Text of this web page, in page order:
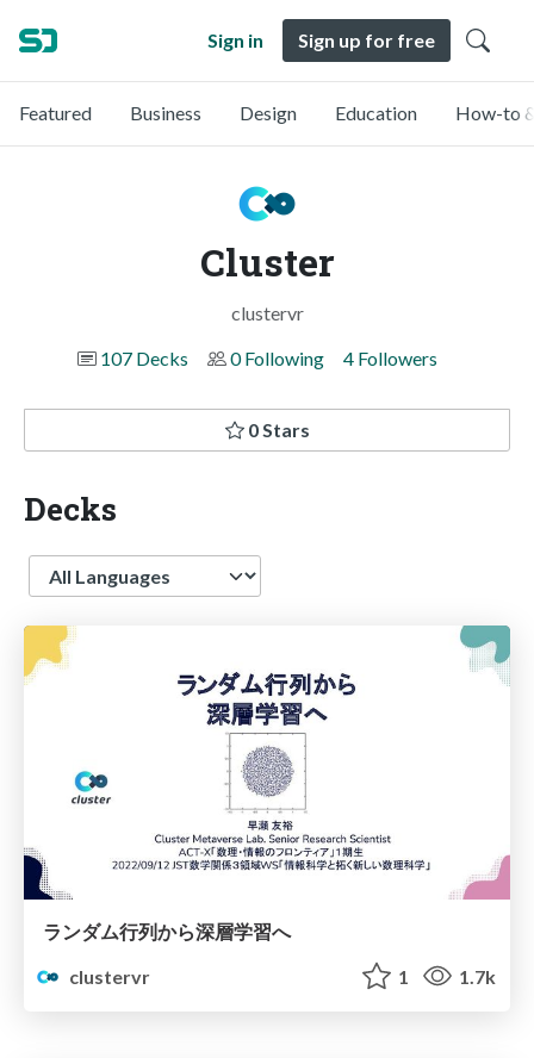
Sign in Sign up for free
Featured Business Design Education How-to
Cluster
clustervr
107 Decks
0 Following 4 Followers
0 Stars
Decks
Language
ランダム行列から深層学習へ
clustervr
1 1.7k